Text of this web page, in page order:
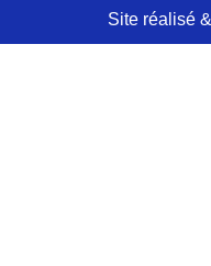
Site réalisé